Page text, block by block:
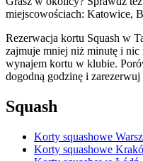
miejscowościach: Katowice,
Rezerwacja kortu Squash w
zajmuje mniej niż minutę i nic
wynajem kortu w klubie.
dogodną godzinę i
Squash
Korty squashowe
Korty squashowe